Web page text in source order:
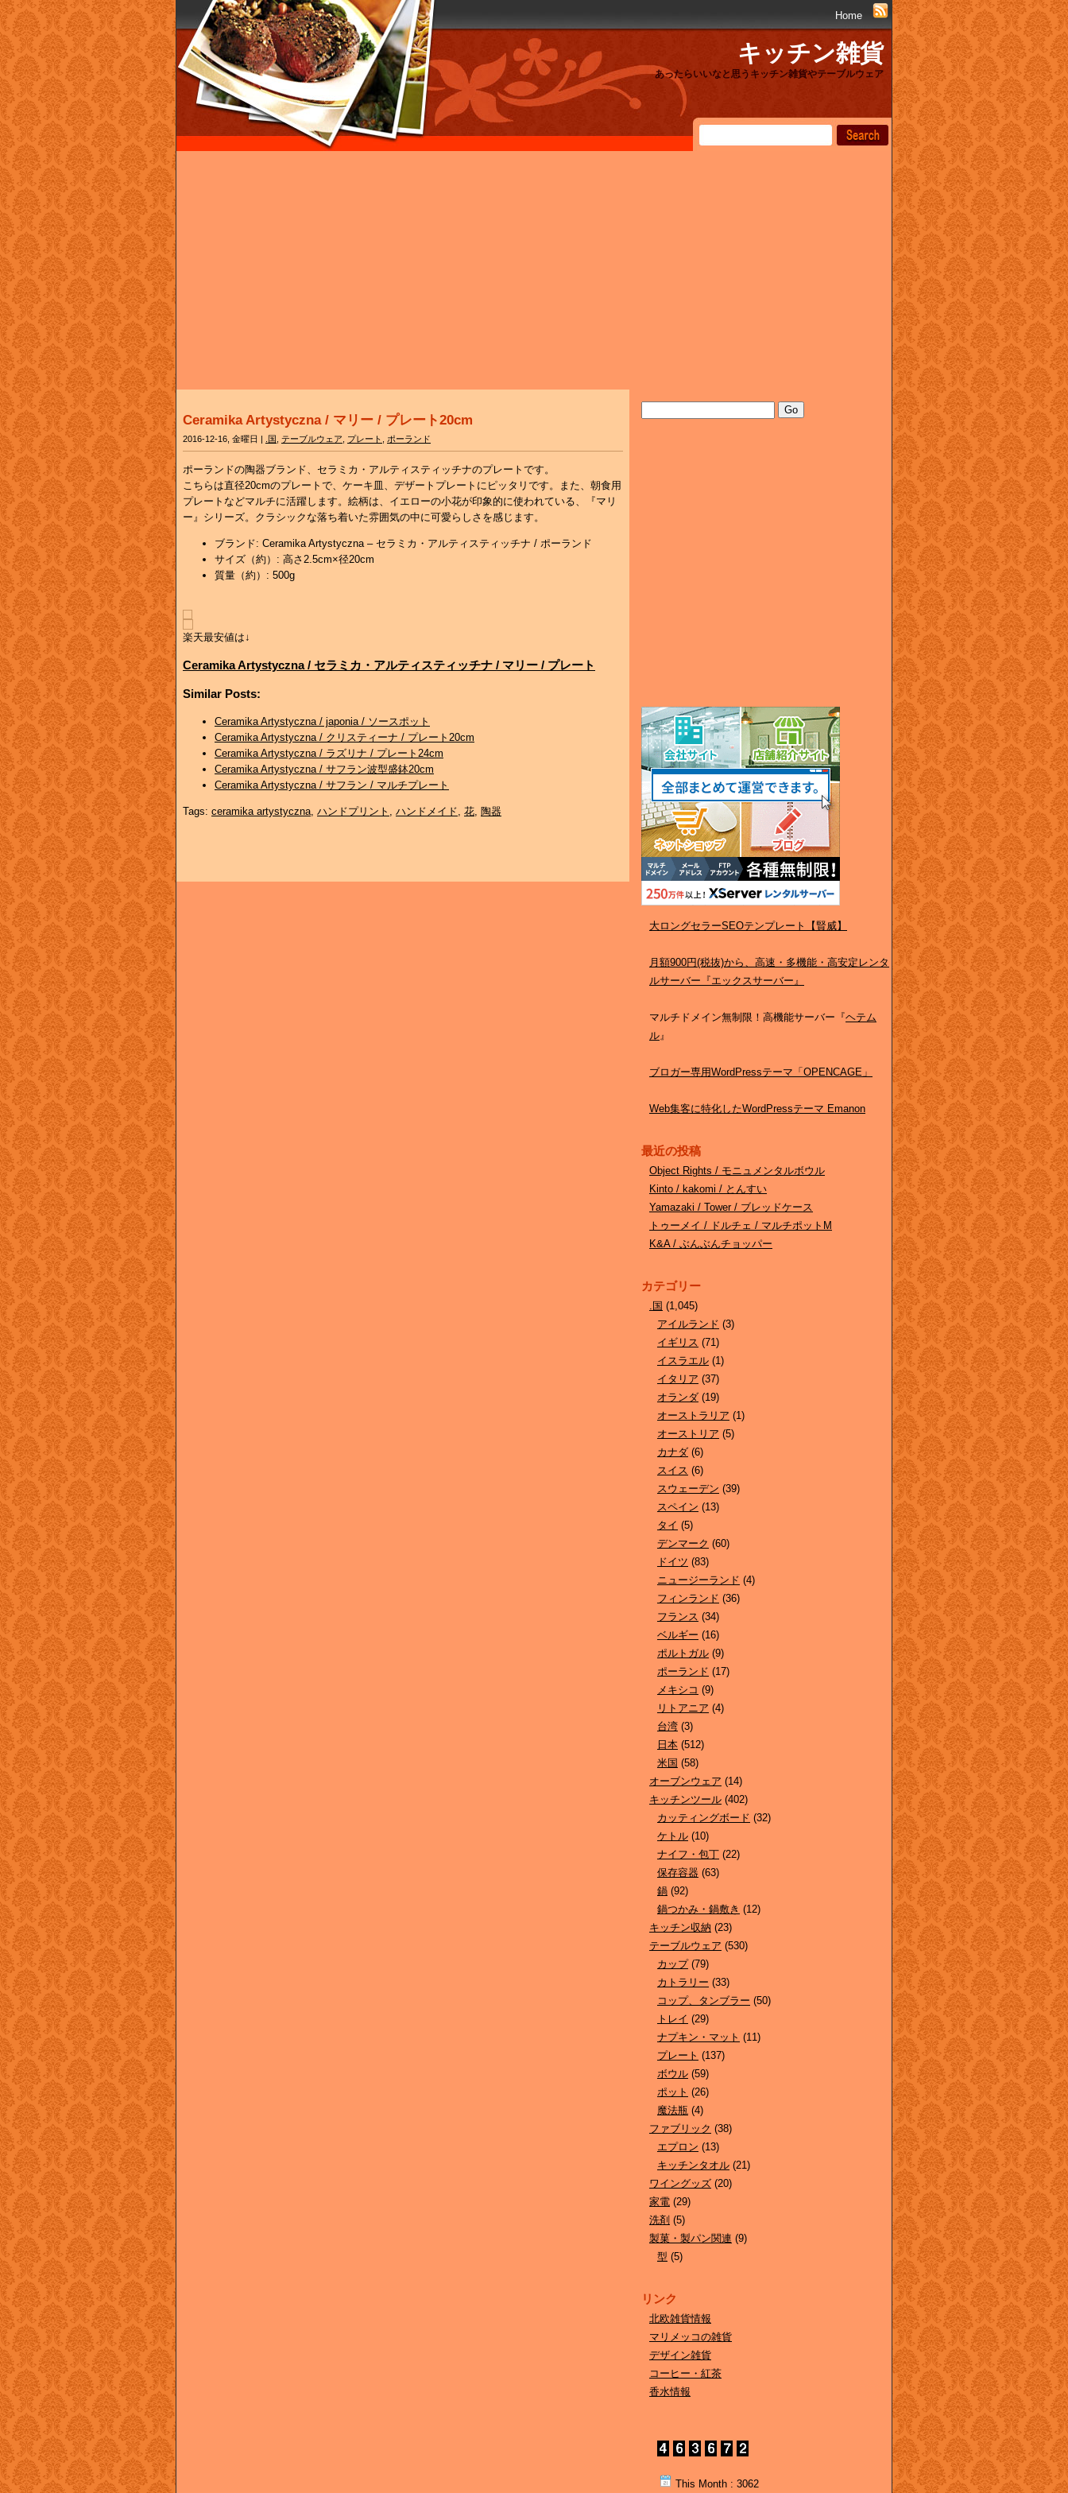
Home
キッチン雑貨
あったらいいなと思うキッチン雑貨やテーブルウェア
Ceramika Artystyczna / マリー / プレート20cm
2016-12-16, 金曜日 | .国 テーブルウェア プレート ポーランド
ポーランドの陶器ブランド、セラミカ・アルティスティッチナのプレートです。
こちらは直径20cmのプレートで、ケーキ皿、デザートプレートにピッタリです。また、朝食用
プレートなどマルチに活躍します。絵柄は、イエローの小花が印象的に使われている、『マリ
ー』シリーズ。クラシックな落ち着いた雰囲気の中に可愛らしさを感じます。
ブランド: Ceramika Artystyczna – セラミカ・アルティスティッチナ / ポーランド
サイズ（約）: 高さ2.5cm×径20cm
質量（約）: 500g
楽天最安値は↓
Ceramika Artystyczna / セラミカ・アルティスティッチナ / マリー / プレート
Similar Posts:
Ceramika Artystyczna / japonia / ソースポット
Ceramika Artystyczna / クリスティーナ / プレート20cm
Ceramika Artystyczna / ラズリナ / プレート24cm
Ceramika Artystyczna / サフラン波型盛鉢20cm
Ceramika Artystyczna / サフラン / マルチプレート
Tags: ceramika artystyczna ハンドプリント ハンドメイド 花 陶器
大ロングセラーSEOテンプレート【賢威】
月額900円(税抜)から、高速・多機能・高安定レンタ
ルサーバー『エックスサーバー』
マルチドメイン無制限！高機能サーバー『ヘテム
ル』
ブロガー専用WordPressテーマ「OPENCAGE」
Web集客に特化したWordPressテーマ Emanon
最近の投稿
Object Rights / モニュメンタルボウル
Kinto / kakomi / とんすい
Yamazaki / Tower / ブレッドケース
トゥーメイ / ドルチェ / マルチポットM
K&A / ぶんぶんチョッパー
カテゴリー
.国 (1,045)
アイルランド (3)
イギリス (71)
イスラエル (1)
イタリア (37)
オランダ (19)
オーストラリア (1)
オーストリア (5)
カナダ (6)
スイス (6)
スウェーデン (39)
スペイン (13)
タイ (5)
デンマーク (60)
ドイツ (83)
ニュージーランド (4)
フィンランド (36)
フランス (34)
ベルギー (16)
ポルトガル (9)
ポーランド (17)
メキシコ (9)
リトアニア (4)
台湾 (3)
日本 (512)
米国 (58)
オーブンウェア (14)
キッチンツール (402)
カッティングボード (32)
ケトル (10)
ナイフ・包丁 (22)
保存容器 (63)
鍋 (92)
鍋つかみ・鍋敷き (12)
キッチン収納 (23)
テーブルウェア (530)
カップ(79)
カトラリー (33)
コップ、タンブラー (50)
トレイ (29)
ナプキン・マット (11)
プレート (137)
ボウル (59)
ポット (26)
魔法瓶 (4)
ファブリック (38)
エプロン (13)
キッチンタオル (21)
ワイングッズ (20)
家電 (29)
洗剤 (5)
製菓・製パン関連 (9)
型 (5)
リンク
北欧雑貨情報
マリメッコの雑貨
デザイン雑貨
コーヒー・紅茶
香水情報
This Month : 3062